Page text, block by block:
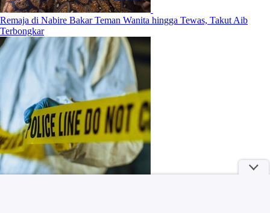
Remaja di Nabire Bakar Teman Wanita hingga Tewas, Takut Aib
Terbongkar